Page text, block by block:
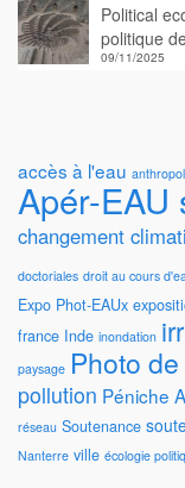
Political
politique
09/11/2025
accès à l'eau
Apér-EAU
changement
doctoriales droit au cours
Expo Phot-EAUx
france Inde inondation
paysage Photo
pollution Péniche
réseau Soutenance
Nanterre ville écologie